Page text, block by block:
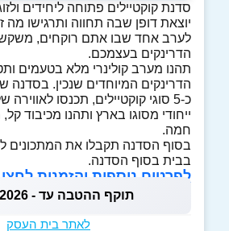
סדנת קוקטיילים פתוחה ליחידים
יוצאת דופן שבה תחווה ותרגישו מה
לערב אחד שבו אתם רוקחים,
הדרינקים בעצמכם.
תהנו מערב קולינרי מלא בטעמים
הדרינקים המיוחדים שנכין. בסדנה
כ-5 סוגי קוקטיילים, תכנסו
ייחודי מסוגו בארץ ותהנו מכיבוד קל,
חמה.
בסוף הסדנה תקבלו את המתכונים
בבית בסוף הסדנה.
לפרטים נוספות והזמנות
תוקף ההטבה עד - 09.09.2026
לאתר בית העסק